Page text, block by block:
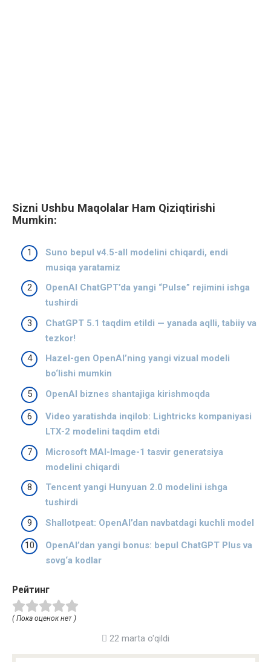
Sizni Ushbu Maqolalar Ham Qiziqtirishi
Mumkin:
Suno bepul v4.5-all modelini chiqardi, endi
musiqa yaratamiz
OpenAI ChatGPT’da yangi “Pulse” rejimini ishga
tushirdi
ChatGPT 5.1 taqdim etildi — yanada aqlli, tabiiy va
tezkor!
Hazel-gen OpenAI’ning yangi vizual modeli
bo‘lishi mumkin
OpenAI biznes shantajiga kirishmoqda
Video yaratishda inqilob: Lightricks kompaniyasi
LTX-2 modelini taqdim etdi
Microsoft MAI-Image-1 tasvir generatsiya
modelini chiqardi
Tencent yangi Hunyuan 2.0 modelini ishga
tushirdi
Shallotpeat: OpenAI’dan navbatdagi kuchli model
OpenAI’dan yangi bonus: bepul ChatGPT Plus va
sovg‘a kodlar
Рейтинг
( Пока оценок нет )
22 marta o'qildi